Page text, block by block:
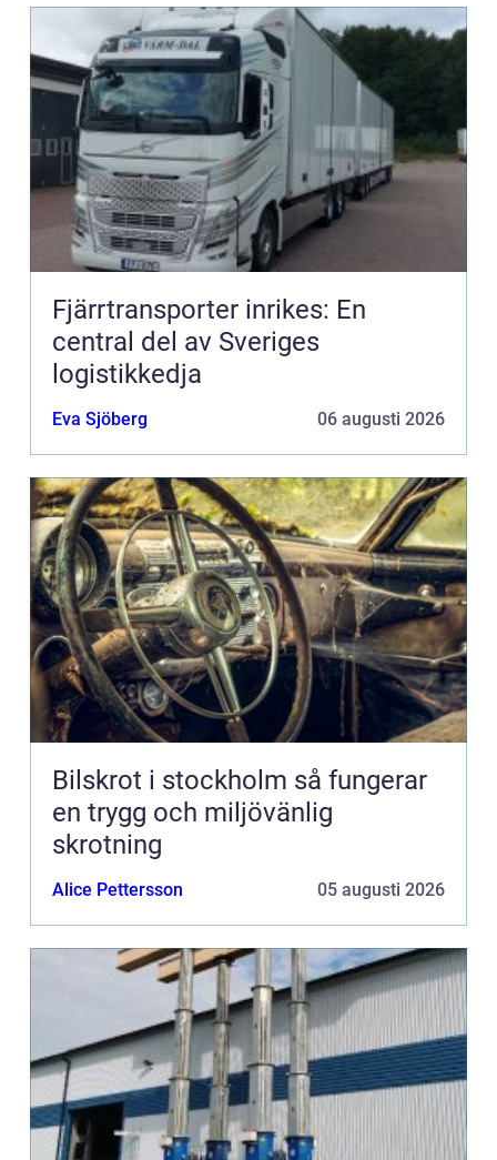
Fjärrtransporter inrikes: En
central del av Sveriges
logistikkedja
Eva Sjöberg 06 augusti 2026
Bilskrot i stockholm så fungerar
en trygg och miljövänlig
skrotning
Alice Pettersson 05 augusti 2026